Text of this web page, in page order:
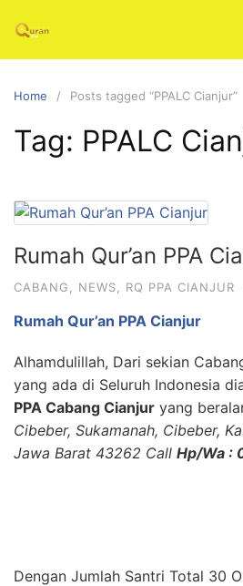
content
Home Posts tagged “PPALC Cianjur”
Tag: PPALC
Rumah Qur’an PPA
CABANG NEWS RQ PPA CIANJUR
Rumah Qur’an PPA Cianjur
Alhamdulillah, Dari sekian
yang ada di Seluruh Indonesia
PPA Cabang Cianjur yang
Cibeber, Sukamanah, Cibeber,
Jawa Barat 43262 Call Hp/Wa :
Dengan Jumlah Santri Total 30